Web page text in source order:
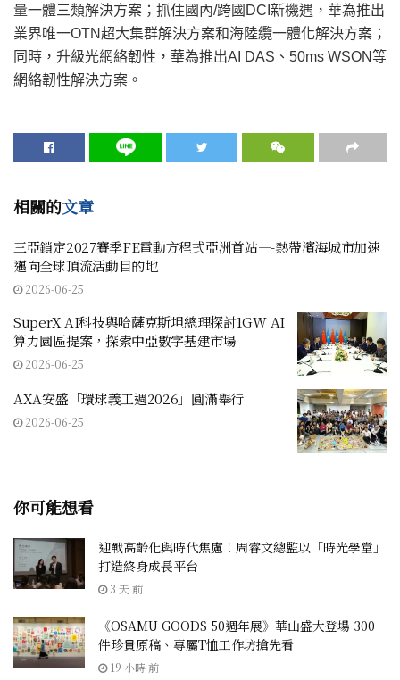
量一體三類解決方案；抓住國內/跨國DCI新機遇，華為推出
業界唯一OTN超大集群解決方案和海陸纜一體化解決方案；
同時，升級光網絡韌性，華為推出AI DAS、50ms WSON等
網絡韌性解決方案。
相關的文章
三亞鎖定2027賽季FE電動方程式亞洲首站—-熱帶濱海城市加速
邁向全球頂流活動目的地
2026-06-25
SuperX AI科技與哈薩克斯坦總理探討1GW AI
算力園區提案，探索中亞數字基建市場
2026-06-25
AXA安盛「環球義工週2026」圓滿舉行
2026-06-25
你可能想看
迎戰高齡化與時代焦慮！周睿文總監以「時光學堂」
打造終身成長平台
3 天 前
《OSAMU GOODS 50週年展》華山盛大登場 300
件珍貴原稿、專屬T恤工作坊搶先看
19 小時 前